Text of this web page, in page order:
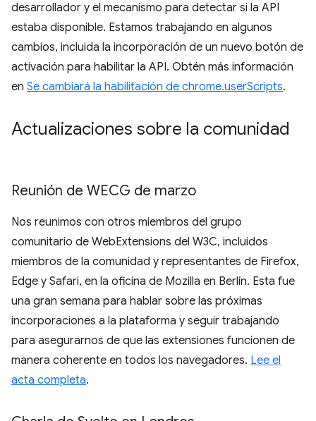
desarrollador y el mecanismo para detectar si la API
estaba disponible. Estamos trabajando en algunos
cambios, incluida la incorporación de un nuevo botón de
activación para habilitar la API. Obtén más información
en Se cambiará la habilitación de chrome.userScripts.
Actualizaciones sobre la comunidad
Reunión de WECG de marzo
Nos reunimos con otros miembros del grupo
comunitario de WebExtensions del W3C, incluidos
miembros de la comunidad y representantes de Firefox,
Edge y Safari, en la oficina de Mozilla en Berlín. Esta fue
una gran semana para hablar sobre las próximas
incorporaciones a la plataforma y seguir trabajando
para asegurarnos de que las extensiones funcionen de
manera coherente en todos los navegadores. Lee el
acta completa.